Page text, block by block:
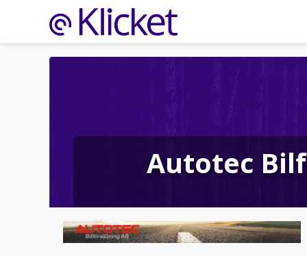
Autotec